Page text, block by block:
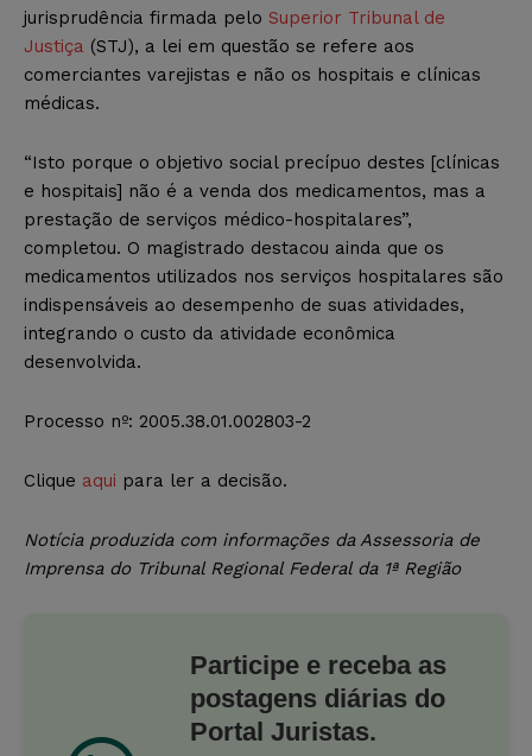
jurisprudência firmada pelo Superior Tribunal de
Justiça (STJ), a lei em questão se refere aos
comerciantes varejistas e não os hospitais e clínicas
médicas.
“Isto porque o objetivo social precípuo destes [clínicas
e hospitais] não é a venda dos medicamentos, mas a
prestação de serviços médico-hospitalares”,
completou. O magistrado destacou ainda que os
medicamentos utilizados nos serviços hospitalares são
indispensáveis ao desempenho de suas atividades,
integrando o custo da atividade econômica
desenvolvida.
Processo nº: 2005.38.01.002803-2
Clique aqui para ler a decisão.
Notícia produzida com informações da Assessoria de
Imprensa do Tribunal Regional Federal da 1ª Região
Participe e receba as
postagens diárias do
Portal Juristas.